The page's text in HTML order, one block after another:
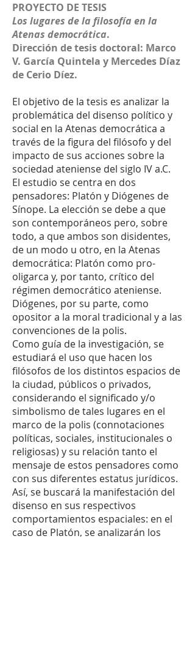
PROYECTO DE TESIS
Los lugares de la filosofía en la
Atenas democrática.
Dirección de tesis doctoral: Marco
V. García Quintela y Mercedes Díaz
de Cerio Díez.
El objetivo de la tesis es analizar la
problemática del disenso político y
social en la Atenas democrática a
través de la figura del filósofo y del
impacto de sus acciones sobre la
sociedad ateniense del siglo IV a.C.
El estudio se centra en dos
pensadores: Platón y Diógenes de
Sínope. La elección se debe a que
son contemporáneos pero, sobre
todo, a que ambos son disidentes,
de un modo u otro, en la Atenas
democrática: Platón como pro-
oligarca y, por tanto, crítico del
régimen democrático ateniense.
Diógenes, por su parte, como
opositor a la moral tradicional y a las
convenciones de la polis.
Como guía de la investigación, se
estudiará el uso que hacen los
filósofos de los distintos espacios de
la ciudad, públicos o privados,
considerando el significado y/o
simbolismo de tales lugares en el
marco de la polis (connotaciones
políticas, sociales, institucionales o
religiosas) y su relación tanto el
mensaje de estos pensadores como
con sus diferentes estatus jurídicos.
Así, se buscará la manifestación del
disenso en sus respectivos
comportamientos espaciales: en el
caso de Platón, se analizarán los